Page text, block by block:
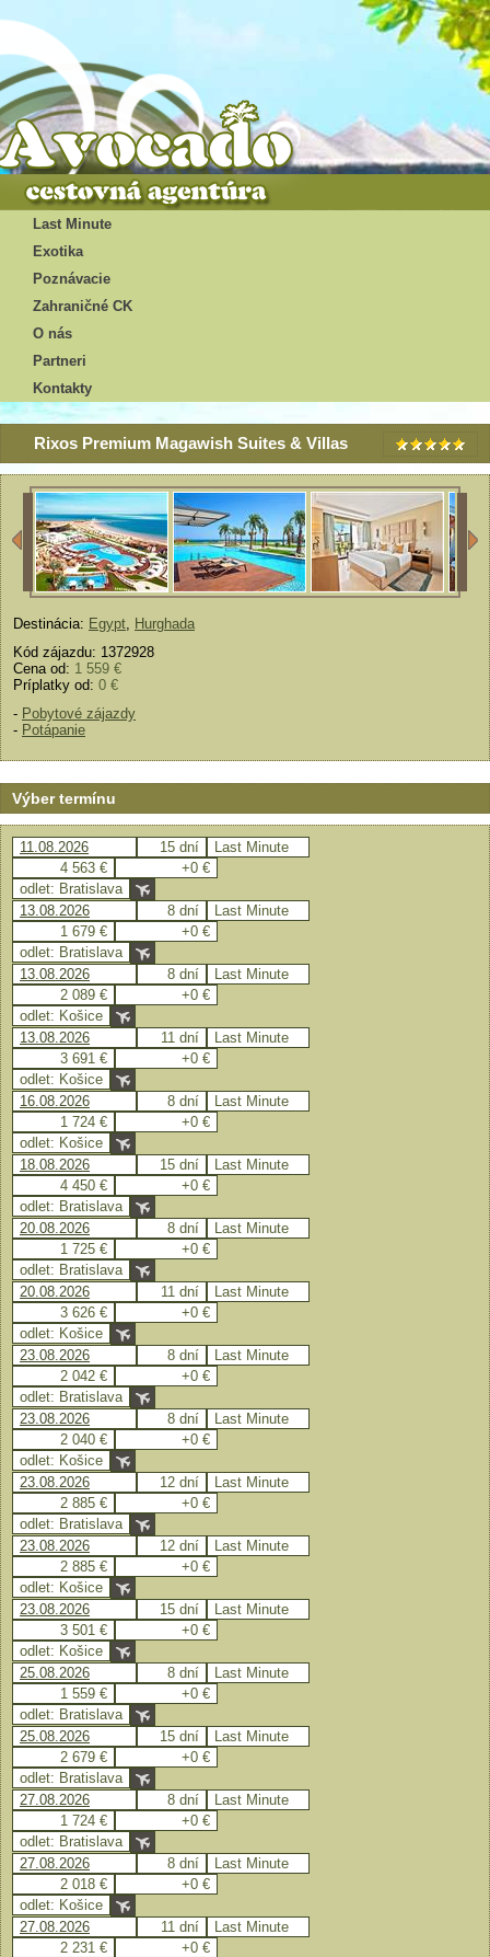
Last Minute
Exotika
Poznávacie
Zahraničné CK
O nás
Partneri
Kontakty
Rixos Premium Magawish Suites & Villas
Destinácia: Egypt, Hurghada
Kód zájazdu: 1372928
Cena od: 1 559 €
Príplatky od: 0 €
- Pobytové zájazdy
- Potápanie
Výber termínu
11.08.2026 15 dní
Last Minute
4 563 €
+0 €
odlet: Bratislava
13.08.2026
8 dní
Last Minute
1 679 €
+0 €
odlet: Bratislava
13.08.2026
8 dní
Last Minute
2 089 €
+0 €
odlet: Košice
13.08.2026
11 dní
Last Minute
3 691 €
+0 €
odlet: Košice
16.08.2026
8 dní
Last Minute
1 724 €
+0 €
odlet: Košice
18.08.2026
15 dní
Last Minute
4 450 €
+0 €
odlet: Bratislava
20.08.2026
8 dní
Last Minute
1 725 €
+0 €
odlet: Bratislava
20.08.2026
11 dní
Last Minute
3 626 €
+0 €
odlet: Košice
23.08.2026
8 dní
Last Minute
2 042 €
+0 €
odlet: Bratislava
23.08.2026
8 dní
Last Minute
2 040 €
+0 €
odlet: Košice
23.08.2026
12 dní
Last Minute
2 885 €
+0 €
odlet: Bratislava
23.08.2026
12 dní
Last Minute
2 885 €
+0 €
odlet: Košice
23.08.2026
15 dní
Last Minute
3 501 €
+0 €
odlet: Košice
25.08.2026
8 dní
Last Minute
1 559 €
+0 €
odlet: Bratislava
25.08.2026
15 dní
Last Minute
2 679 €
+0 €
odlet: Bratislava
27.08.2026
8 dní
Last Minute
1 724 €
+0 €
odlet: Bratislava
27.08.2026
8 dní
Last Minute
2 018 €
+0 €
odlet: Košice
27.08.2026
11 dní
Last Minute
2 231 €
+0 €